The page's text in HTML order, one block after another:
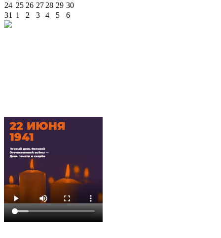
24 25 26 27 28 29 30
31
1 2 3 4 5 6